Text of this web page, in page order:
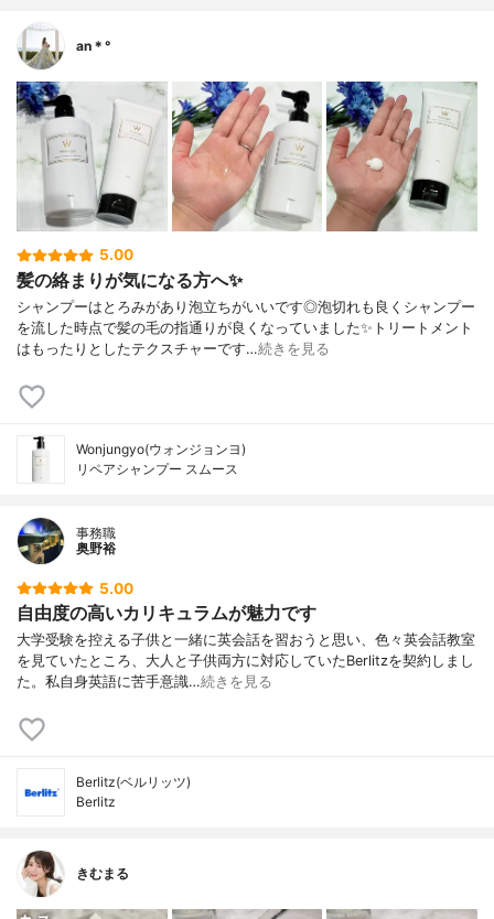
an＊°
5.00
髪の絡まりが気になる方へ✨
シャンプーはとろみがあり泡立ちがいいです◎泡切れも良くシャンプー
を流した時点で髪の毛の指通りが良くなっていました✨トリートメント
はもったりとしたテクスチャーです…続きを見る
Wonjungyo(ウォンジョンヨ)
リペアシャンプー スムース
事務職
奥野裕
5.00
自由度の高いカリキュラムが魅力です
大学受験を控える子供と一緒に英会話を習おうと思い、色々英会話教室
を見ていたところ、大人と子供両方に対応していたBerlitzを契約しまし
た。私自身英語に苦手意識…続きを見る
Berlitz(ベルリッツ)
Berlitz
きむまる